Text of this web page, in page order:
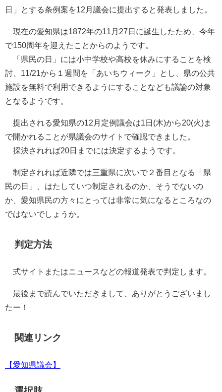
日」とする条例案を12月議会に提出すると発表しました。
現在の愛知県は1872年の11月27日に誕生したため、今年
で150周年を迎えたことからのようです。
「県民の日」には小中学校や高校を休みにすることを検
討、11/21から１週間を「あいちウィーク」とし、県の公共
施設を無料で利用できるようにすることなども議論の対象
となるようです。
提出される愛知県の12月定例議会は1日(木)から20(火)ま
で開かれることが県議会のサイトで確認できました。
採決されれば20日までには決定するようです。
制定されれば近隣では三重県に次いで２番目となる「県
民の日」、はたしていつ制定されるのか、そうでないの
か、愛知県民の方々にとっては非常に気になるところなの
ではないでしょうか。
判定方法
式サイトまたはニュースなどの報道発表で判定します。
最後まで読んでいただきまして、ありがとうございまし
たー！
関連リンク
【愛知県議会】